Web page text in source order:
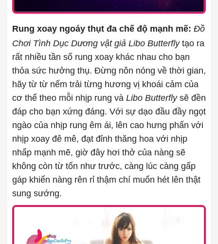
Rung xoay ngoáy thụt đa chế độ mạnh mẽ: Đồ
Chơi Tình Dục Dương vật giả Libo Butterflytạo ra
rất nhiều tần số rung xoay khác nhau cho bạn
thỏa sức hưởng thụ. Đừng nôn nóng về thời gian,
hãy từ từ nếm trải từng hương vị khoái cảm của
cơ thể theo mỗi nhịp rung và Libo Butterflysẽ đền
đáp cho bạn xứng đáng. Với sự dạo đầu đầy ngọt
ngào của nhịp rung êm ái, lên cao hưng phấn với
nhịp xoay đê mê, đạt đỉnh thăng hoa với nhịp
nhấp mạnh mẽ, giờ đây hơi thở của nàng sẽ
không còn từ tốn như trước, càng lúc càng gấp
gáp khiến nàng rên rỉ thậm chí muốn hét lên thật
sung sướng.